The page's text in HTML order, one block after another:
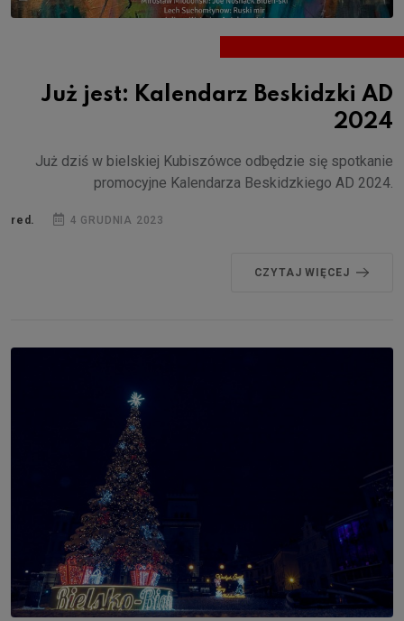
Już jest: Kalendarz Beskidzki AD
2024
Już dziś w bielskiej Kubiszówce odbędzie się spotkanie
promocyjne Kalendarza Beskidzkiego AD 2024.
red. 4 GRUDNIA 2023
CZYTAJ WIĘCEJ